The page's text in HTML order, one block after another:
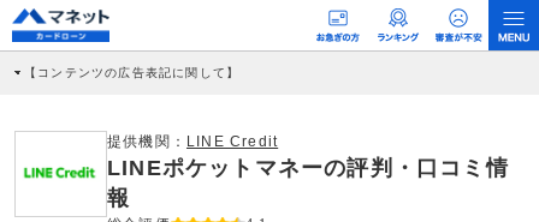
【コンテンツの広告表記に関して】
社に対して企業から紹介報酬が支払われるという収益モデルです。 ただし、特定の
商品を根拠なくPRするものではなく、当編集部の調査／ユーザーへの口コミ収集な
どに基づき、公平性を担保した情報提供を行っています。
提供機関： LINE Credit
LINEポケットマネーの評判・口コミ情
報